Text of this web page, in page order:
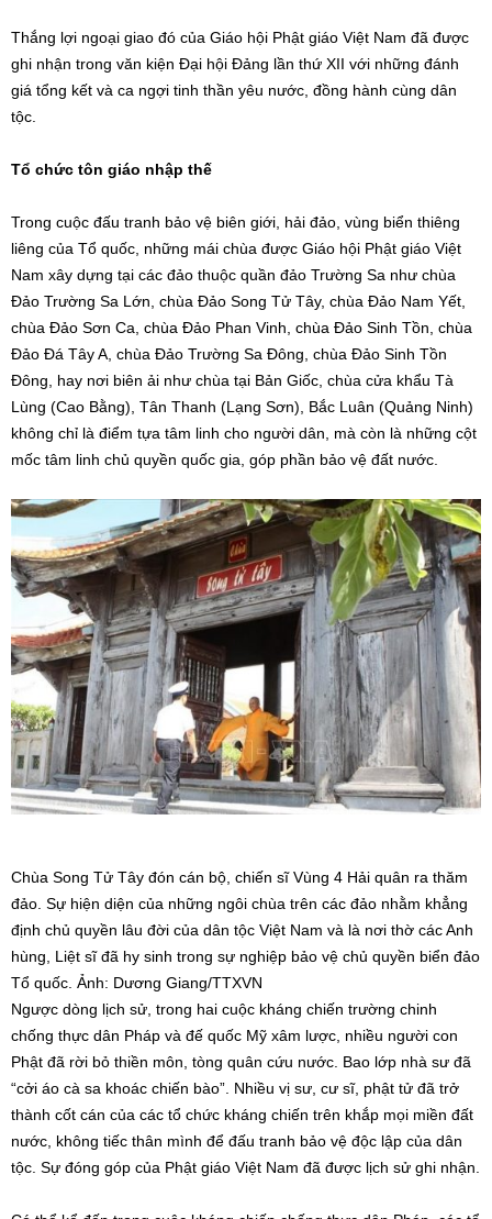
Thắng lợi ngoại giao đó của Giáo hội Phật giáo Việt Nam đã được
ghi nhận trong văn kiện Đại hội Đảng lần thứ XII với những đánh
giá tổng kết và ca ngợi tinh thần yêu nước, đồng hành cùng dân
tộc.
Tổ chức tôn giáo nhập thế
Trong cuộc đấu tranh bảo vệ biên giới, hải đảo, vùng biển thiêng
liêng của Tổ quốc, những mái chùa được Giáo hội Phật giáo Việt
Nam xây dựng tại các đảo thuộc quần đảo Trường Sa như chùa
Đảo Trường Sa Lớn, chùa Đảo Song Tử Tây, chùa Đảo Nam Yết,
chùa Đảo Sơn Ca, chùa Đảo Phan Vinh, chùa Đảo Sinh Tồn, chùa
Đảo Đá Tây A, chùa Đảo Trường Sa Đông, chùa Đảo Sinh Tồn
Đông, hay nơi biên ải như chùa tại Bản Giốc, chùa cửa khẩu Tà
Lùng (Cao Bằng), Tân Thanh (Lạng Sơn), Bắc Luân (Quảng Ninh)
không chỉ là điểm tựa tâm linh cho người dân, mà còn là những cột
mốc tâm linh chủ quyền quốc gia, góp phần bảo vệ đất nước.
Chùa Song Tử Tây đón cán bộ, chiến sĩ Vùng 4 Hải quân ra thăm
đảo. Sự hiện diện của những ngôi chùa trên các đảo nhằm khẳng
định chủ quyền lâu đời của dân tộc Việt Nam và là nơi thờ các Anh
hùng, Liệt sĩ đã hy sinh trong sự nghiệp bảo vệ chủ quyền biển đảo
Tổ quốc. Ảnh: Dương Giang/TTXVN
Ngược dòng lịch sử, trong hai cuộc kháng chiến trường chinh
chống thực dân Pháp và đế quốc Mỹ xâm lược, nhiều người con
Phật đã rời bỏ thiền môn, tòng quân cứu nước. Bao lớp nhà sư đã
“cởi áo cà sa khoác chiến bào”. Nhiều vị sư, cư sĩ, phật tử đã trở
thành cốt cán của các tổ chức kháng chiến trên khắp mọi miền đất
nước, không tiếc thân mình để đấu tranh bảo vệ độc lập của dân
tộc. Sự đóng góp của Phật giáo Việt Nam đã được lịch sử ghi nhận.